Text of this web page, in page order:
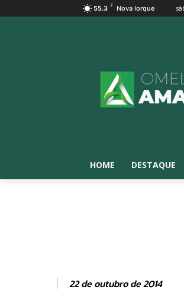
55.3 F Nova Iorque
HOME DESTAQUE
22 de outubro de 2014